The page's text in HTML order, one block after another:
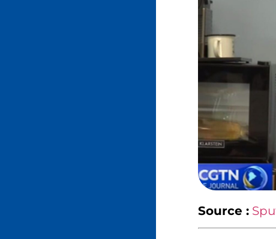
Source :